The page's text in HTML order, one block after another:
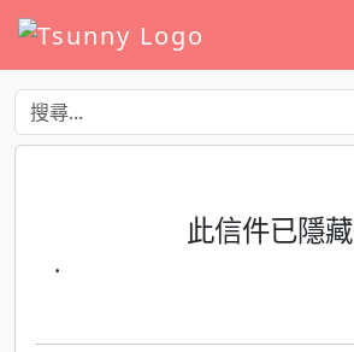
此信件已隱藏
·